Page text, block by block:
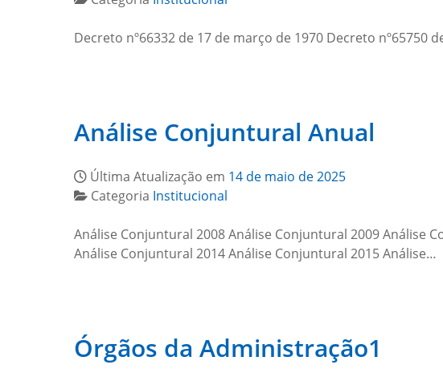
Decreto nº66332 de 17 de março de 1970 Decreto nº65750
Análise Conjuntural Anual
Última Atualização em 14 de maio de 2025
Categoria Institucional
Análise Conjuntural 2008 Análise Conjuntural 2009 Análise
Análise Conjuntural 2014 Análise Conjuntural 2015 Análise…
Órgãos da Administração1